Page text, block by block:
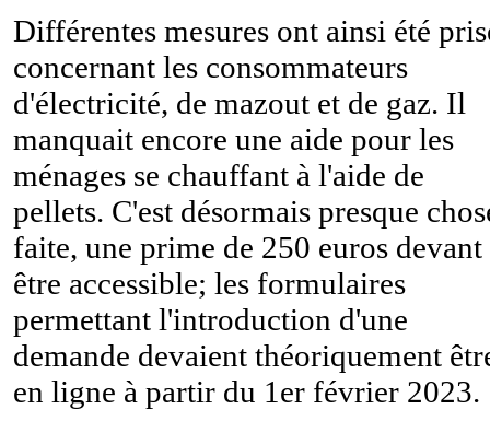
Différentes mesures ont ainsi été
concernant les consommateurs
d'électricité, de mazout et de gaz. Il
manquait encore une aide pour les
ménages se chauffant à l'aide de
pellets. C'est désormais presque
faite, une prime de 250 euros devant
être accessible; les formulaires
permettant l'introduction d'une
demande devaient théoriquement
en ligne à partir du 1er février 2023.